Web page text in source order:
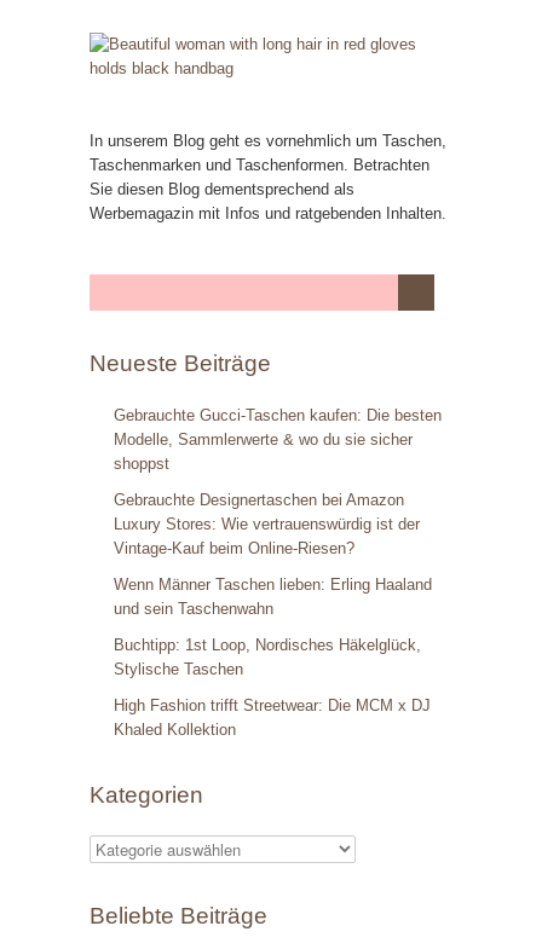
In unserem Blog geht es vornehmlich um Taschen,
Taschenmarken und Taschenformen. Betrachten
Sie diesen Blog dementsprechend als
Werbemagazin mit Infos und ratgebenden Inhalten.
Neueste Beiträge
Gebrauchte Gucci-Taschen kaufen: Die besten
Modelle, Sammlerwerte & wo du sie sicher
shoppst
Gebrauchte Designertaschen bei Amazon
Luxury Stores: Wie vertrauenswürdig ist der
Vintage-Kauf beim Online-Riesen?
Wenn Männer Taschen lieben: Erling Haaland
und sein Taschenwahn
Buchtipp: 1st Loop, Nordisches Häkelglück,
Stylische Taschen
High Fashion trifft Streetwear: Die MCM x DJ
Khaled Kollektion
Kategorien
K
tBeliebte Beiträge